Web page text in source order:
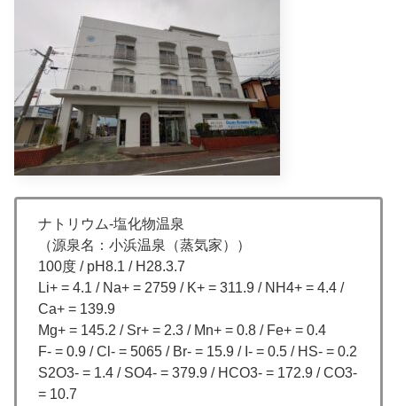
ナトリウム-塩化物温泉
（源泉名：小浜温泉（蒸気家））
100度 / pH8.1 / H28.3.7
Li+ = 4.1 / Na+ = 2759 / K+ = 311.9 / NH4+ = 4.4 /
Ca+ = 139.9
Mg+ = 145.2 / Sr+ = 2.3 / Mn+ = 0.8 / Fe+ = 0.4
F- = 0.9 / Cl- = 5065 / Br- = 15.9 / I- = 0.5 / HS- = 0.2
S2O3- = 1.4 / SO4- = 379.9 / HCO3- = 172.9 / CO3-
= 10.7